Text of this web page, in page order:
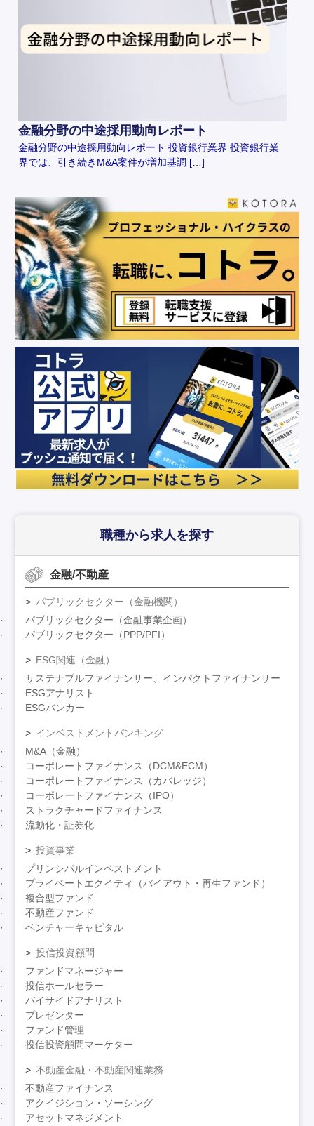
金融分野の中途採用動向レポート
金融分野の中途採用動向レポート 投資銀行業界 投資銀行業
界では、引き続きM&A案件が増加基調 […]
職種から求人を探す
金融/不動産
パブリックセクター（金融機関）
パブリックセクター（金融事業企画）
パブリックセクター（PPP/PFI）
ESG関連（金融）
サステナブルファイナンサー、インパクトファイナンサー
ESGアナリスト
ESGバンカー
インベストメントバンキング
M&A（金融）
コーポレートファイナンス（DCM&ECM）
コーポレートファイナンス（カバレッジ）
コーポレートファイナンス（IPO）
ストラクチャードファイナンス
流動化・証券化
投資事業
プリンシパルインベストメント
プライベートエクイティ（バイアウト・再生ファンド）
複合型ファンド
不動産ファンド
ベンチャーキャピタル
投信投資顧問
ファンドマネージャー
投信ホールセラー
バイサイドアナリスト
プレゼンター
ファンド管理
投信投資顧問マーケター
不動産金融・不動産関連業務
不動産ファイナンス
アクイジション・ソーシング
アセットマネジメント